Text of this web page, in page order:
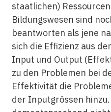
staatlichen)
Bildungswesen sind
beantworten als jene
sich die Effizienz aus
Input und Output
zu den Problemen bei
Effektivität die
der Inputgrössen